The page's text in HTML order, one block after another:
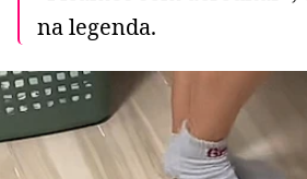
na legenda.